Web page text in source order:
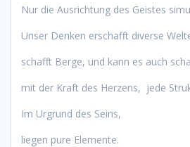
Nur die Ausrichtung des Geistes
Unser Denken erschafft diverse
schafft Berge, und kann es auch
mit der Kraft des Herzens, jede
Im Urgrund des Seins,
liegen pure Elemente.